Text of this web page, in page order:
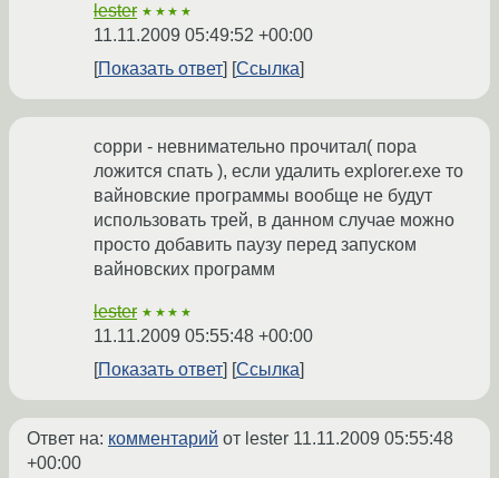
lester ★★★★
11.11.2009 05:49:52 +00:00
Показать ответ
Ссылка
сорри - невнимательно прочитал( пора
ложится спать ), если удалить explorer.exe то
вайновские программы вообще не будут
использовать трей, в данном случае можно
просто добавить паузу перед запуском
вайновских программ
lester ★★★★
11.11.2009 05:55:48 +00:00
Показать ответ
Ссылка
Ответ на: комментарий от lester 11.11.2009 05:55:48
+00:00